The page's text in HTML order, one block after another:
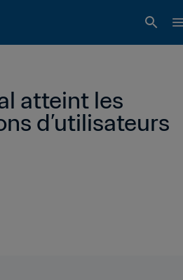
atteint les
d’utilisateurs